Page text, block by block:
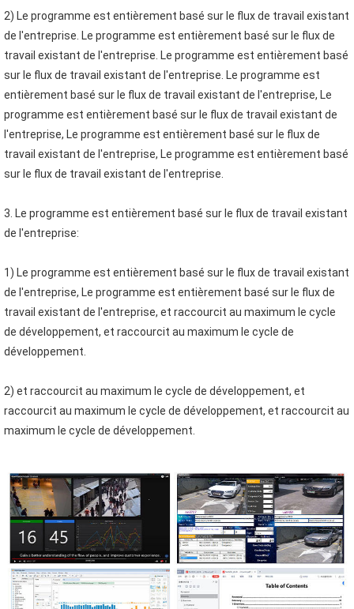
2) Le programme est entièrement basé sur le flux de travail existant
de l'entreprise. Le programme est entièrement basé sur le flux de
travail existant de l'entreprise. Le programme est entièrement basé
sur le flux de travail existant de l'entreprise. Le programme est
entièrement basé sur le flux de travail existant de l'entreprise, Le
programme est entièrement basé sur le flux de travail existant de
l'entreprise, Le programme est entièrement basé sur le flux de
travail existant de l'entreprise, Le programme est entièrement basé
sur le flux de travail existant de l'entreprise.
3. Le programme est entièrement basé sur le flux de travail existant
de l'entreprise:
1) Le programme est entièrement basé sur le flux de travail existant
de l'entreprise, Le programme est entièrement basé sur le flux de
travail existant de l'entreprise, et raccourcit au maximum le cycle
de développement, et raccourcit au maximum le cycle de
développement.
2) et raccourcit au maximum le cycle de développement, et
raccourcit au maximum le cycle de développement, et raccourcit au
maximum le cycle de développement.